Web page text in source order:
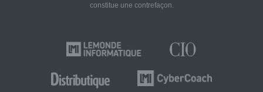
constitue une contrefaçon.